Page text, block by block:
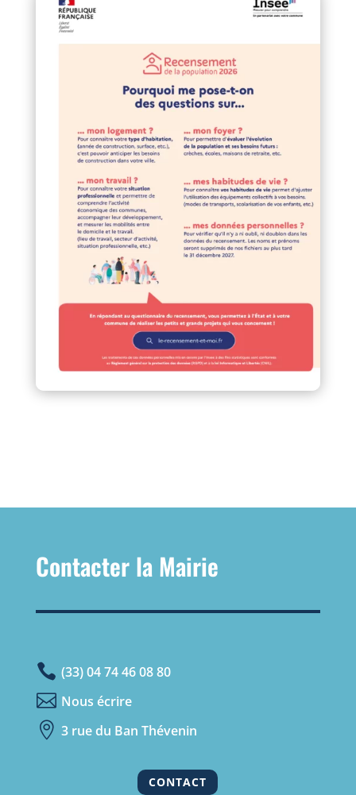
Contacter la Mairie
 (33) 04 74 46 08 80
 Nous écrire
 3 rue du Ban Thévenin
CONTACT